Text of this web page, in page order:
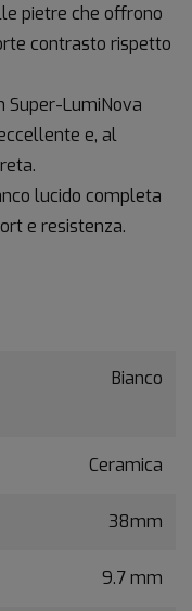
pietre che offrono
contrasto rispetto
Super-LumiNova
e, al
lucido completa
e resistenza.
Bianco
Ceramica
38mm
9.7 mm